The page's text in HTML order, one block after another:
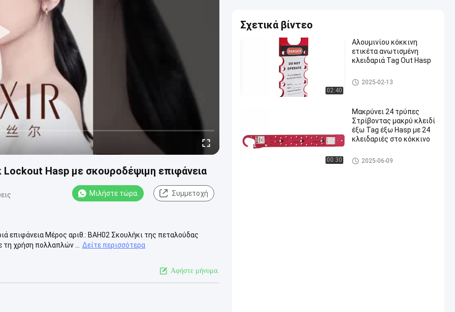
Hasp με σκουροδέψιμη επιφάνεια
Μιλήστε τώρα. Συμμετοχή
επιφάνεια Μέρος αριθ.: BAH02 Σκουλήκι της πεταλούδας
χρήση πολλαπλών ...
Δείτε περισσότερα
Αφήστε μήνυμα.
Σχετικά βίντεο
02:40
Αλουμινίου κόκκινη
ετικέτα ανωτισμένη
κλειδαριά Tag Out Hasp
Ασφάλεια αποκλεισμός Hasp
2025-02-13
00:30
Μακρύνει 24 τρύπες
Στρίβοντας μακρύ κλειδί
έξω Tag έξω Hasp με 24
κλειδαριές στο κόκκινο
Ασφάλεια αποκλεισμός Hasp
2025-06-09